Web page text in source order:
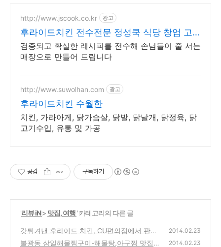
http://www.jscook.co.kr 광고
후라이드치킨 전수전문 정성쿡 식당 창업 고
민 끝
검증되고 확실한 레시피를 전수해 손님들이 줄 서는
매장으로 만들어 드립니다
http://www.suwolhan.com 광고
후라이드치킨 수월한
치킨, 가라아게, 닭가슴살, 닭발, 닭날개, 닭정육, 닭
고기수입, 유통 및 가공
공감 구독하기
'리뷰 iN> 맛집, 여행' 카테고리의 다른 글
갓튀겨낸 후라이드 치킨, CU편의점에서 판매
하는 닭다리,케이준 제품 구입 시식기
(6)
2014.02.23
불광동 삼일해물찜구이-해물탕,아구찜 맛집
2014.02.23